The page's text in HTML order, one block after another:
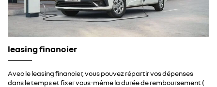
leasing financier
Avec le leasing financier, vous pouvez répartir vos dépenses
dans le temps et fixer vous-même la durée de remboursement (